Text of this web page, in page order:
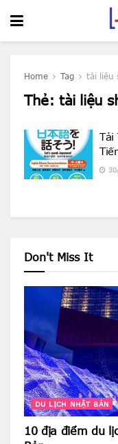
Home Tag tài liệu
Thẻ: tài liệu
Tải
Don't Miss It
DU LỊCH NHẬT BẢN
10 địa điểm du